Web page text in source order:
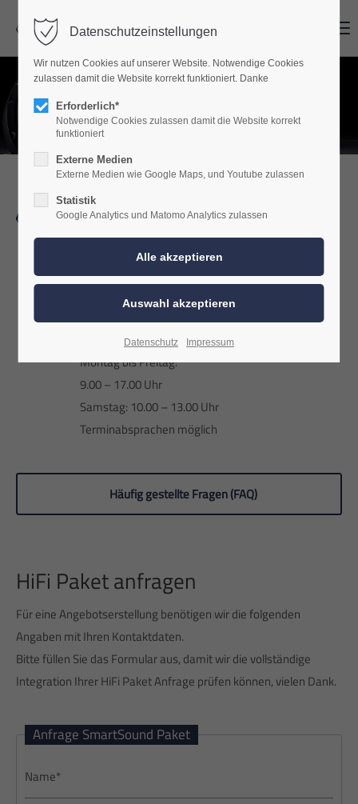
Wolf Carhifi
Biberweg 9
56566 Neuwied (Heimbach-Weis)
TEL. 02622 / 98 99 871
Montag bis Freitag:
9.00 – 17.00 Uhr
Samstag: 10.00 – 13.00 Uhr
Terminabsprachen möglich
Häufig gestellte Fragen (FAQ)
HiFi Paket anfragen
Für eine Angebotserstellung benötigen wir die folgenden
Angaben mit Ihren Kontaktdaten.
Bitte füllen Sie das Formular aus, damit wir die vollständige
Integration Ihrer HiFi Paket Anfrage prüfen können, vielen Dank.
Anfrage SmartSound Paket
Datenschutzeinstellungen
Wir nutzen Cookies auf unserer Website. Notwendige Cookies
zulassen damit die Website korrekt funktioniert. Danke
Erforderlich*
Notwendige Cookies zulassen damit die Website korrekt
funktioniert
Externe Medien
Externe Medien wie Google Maps, und Youtube zulassen
Statistik
Google Analytics und Matomo Analytics zulassen
Datenschutz Impressum